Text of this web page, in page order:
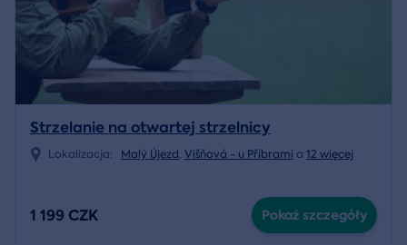
Strzelanie na otwartej strzelnicy
Lokalizacja: Malý Újezd, Višňová - u Příbrami a 12 więcej
1 199 CZK Pokaż szczegóły